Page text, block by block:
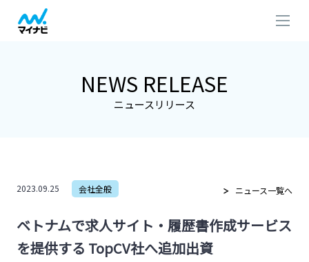
NEWS RELEASE
ニュースリリース
2023.09.25 会社全般 ニュース一覧へ
ベトナムで求人サイト・履歴書作成サービス
を提供する TopCV社へ追加出資